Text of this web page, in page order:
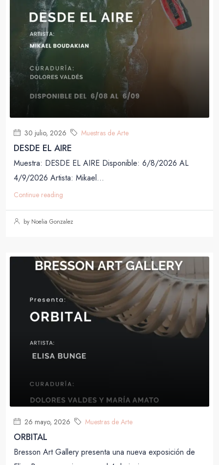
30 julio, 2026 Muestras de Arte
DESDE EL AIRE
Muestra: DESDE EL AIRE Disponible: 6/8/2026 AL
4/9/2026 Artista: Mikael...
Continue reading
by Noelia Gonzalez
26 mayo, 2026 Muestras de Arte
ORBITAL
Bresson Art Gallery presenta una nueva exposición de